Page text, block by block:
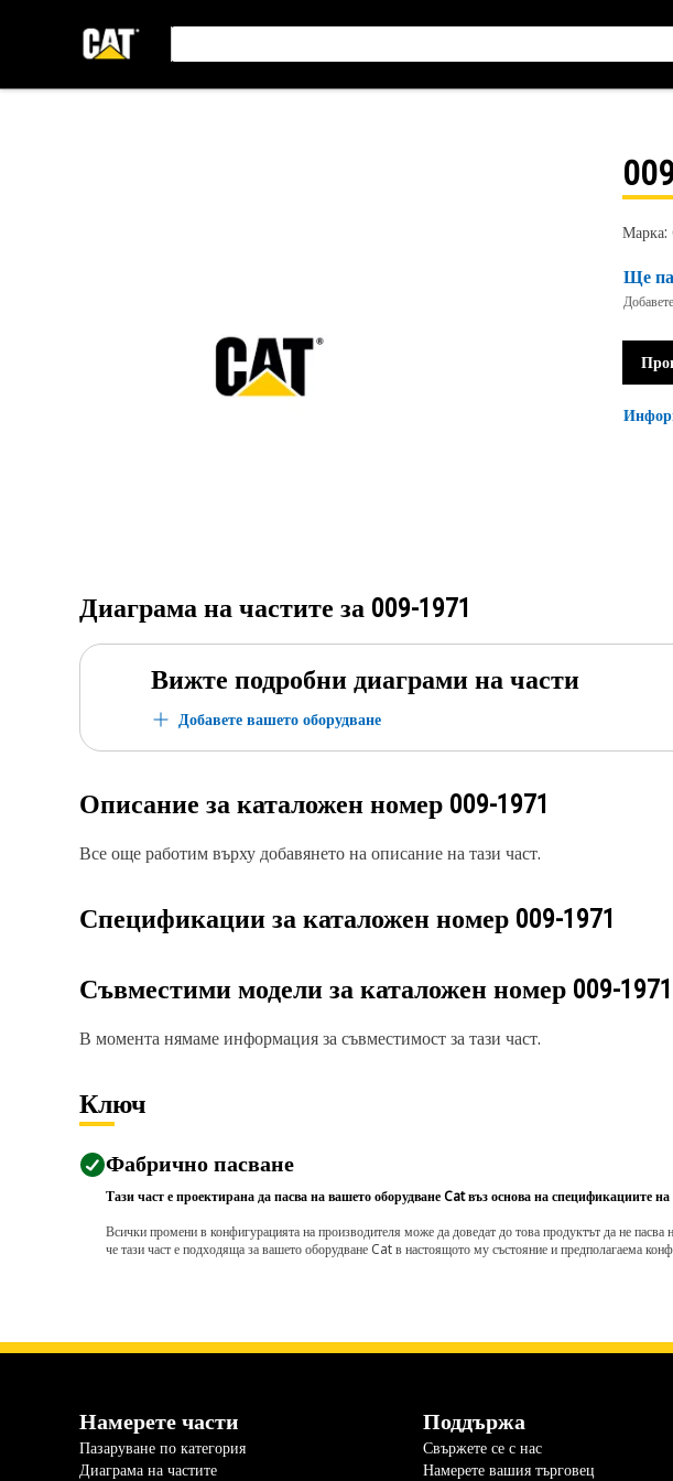
Марка:
Ще
Диаграма на частите за 009-1971
Вижте подробни диаграми на части
Добавете вашето оборудване
Описание за каталожен номер 009-1971
Все още работим върху добавянето на описание на тази част.
Спецификации за каталожен номер 009-1971
Съвместими модели за каталожен номер 009-1971
В момента нямаме информация за съвместимост за тази част.
Ключ
Фабрично пасване
Тази част е проектирана да пасва на вашето оборудване Cat въз основа на спецификациите
Всички промени в конфигурацията на производителя може да доведат до това продуктът да не
че тази част е подходяща за вашето оборудване Cat в настоящото му състояние и предполагаема
Намерете части
Пазаруване по категория
Диаграма на частите
Поддържа
Свържете се с нас
Намерете вашия търговец